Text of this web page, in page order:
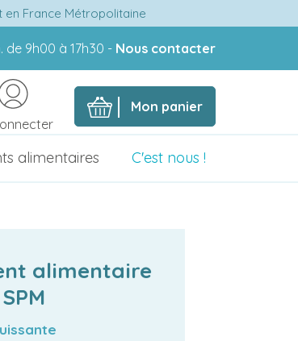
France Métropolitaine
de 9h00 à 17h30 - Nous contacter
Mon panier
alimentaires C'est nous !
alimentaire
SPM